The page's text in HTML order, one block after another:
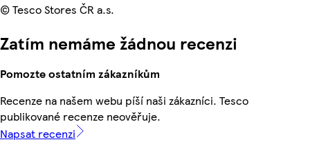
© Tesco Stores ČR a.s.
Zatím nemáme žádnou recenzi
Pomozte ostatním zákazníkům
Recenze na našem webu píší naši zákazníci. Tesco
publikované recenze neověřuje.
Napsat recenzi